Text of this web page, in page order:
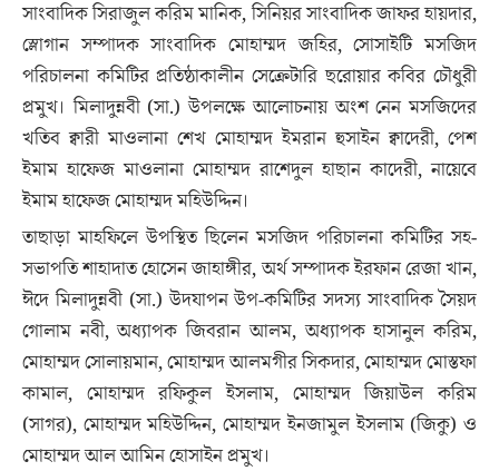
সাংবাদিক সিরাজুল করিম মানিক, সিনিয়র সাংবাদিক জাফর হায়দার,
স্লোগান সম্পাদক সাংবাদিক মোহাম্মদ জহির, সোসাইটি মসজিদ
পরিচালনা কমিটির প্রতিষ্ঠাকালীন সেক্রেটারি ছরোয়ার কবির চৌধুরী
প্রমুখ। মিলাদুন্নবী (সা.) উপলক্ষে আলোচনায় অংশ নেন মসজিদের
খতিব ক্বারী মাওলানা শেখ মোহাম্মদ ইমরান হুসাইন ক্বাদেরী, পেশ
ইমাম হাফেজ মাওলানা মোহাম্মদ রাশেদুল হাছান কাদেরী, নায়েবে
ইমাম হাফেজ মোহাম্মদ মহিউদ্দিন।
তাছাড়া মাহফিলে উপস্থিত ছিলেন মসজিদ পরিচালনা কমিটির সহ-
সভাপতি শাহাদাত হোসেন জাহাঙ্গীর, অর্থ সম্পাদক ইরফান রেজা খান,
ঈদে মিলাদুন্নবী (সা.) উদযাপন উপ-কমিটির সদস্য সাংবাদিক সৈয়দ
গোলাম নবী, অধ্যাপক জিবরান আলম, অধ্যাপক হাসানুল করিম,
মোহাম্মদ সোলায়মান, মোহাম্মদ আলমগীর সিকদার, মোহাম্মদ মোস্তফা
কামাল, মোহাম্মদ রফিকুল ইসলাম, মোহাম্মদ জিয়াউল করিম
(সাগর), মোহাম্মদ মহিউদ্দিন, মোহাম্মদ ইনজামুল ইসলাম (জিকু) ও
মোহাম্মদ আল আমিন হোসাইন প্রমুখ।